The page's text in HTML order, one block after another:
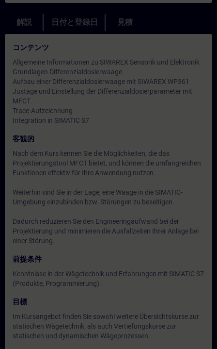
解説 日付と登録日 見積
コンテンツ
Allgemeine Informationen zu SIWAREX Sensorik und Elektronik
Grundlagen Differenzialdosierwaage
Aufbau einer Differenzialdosierwaage mit SIWAREX WP361
Justage und Einstellung der Differenzialdosierparameter mit
MFCT
Trace-Aufzeichnung
Integration in SIMATIC S7
客観的
Nach dem Kurs kennen Sie die Möglichkeiten, die das
Projektierungstool MFCT bietet, und können die umfangreichen
Funktionen effektiv für Ihre Anwendung nutzen.
Weiterhin sind Sie in der Lage, eine Waage in die SIMATIC-
Umgebung einzubinden bzw. Störungen zu beseitigen.
Dadurch reduzieren Sie den Engineeringaufwand bei der
Projektierung und minimieren die Ausfallzeiten Ihrer Anlage bei
einer Störung.
前提条件
Kenntnisse in der Wägetechnik und Erfahrungen mit SIMATIC S7
(Produkte, Programmierung).
目標
Im Kursangebot finden Sie sowohl weitere Übersichtskurse zur
statischen Wägetechnik, als auch Vertiefungskurse zur
statischen und dynamischen Wägeprozessen.